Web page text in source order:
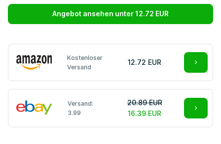
Angebot ansehen unter 12.72 EUR
Kostenloser
Versand
12.72 EUR
Versand:
3.99
20.89 EUR
16.39 EUR